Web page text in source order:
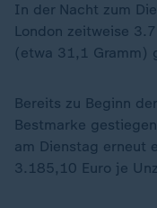
In der Nacht zum
London zeitweise
(etwa 31,1 Gramm)
Bereits zu Beginn
Bestmarke
am Dienstag erneut
3.185,10 Euro je